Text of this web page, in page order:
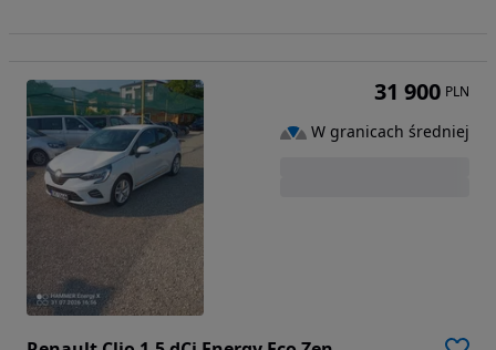
31 900 PLN
W granicach średniej